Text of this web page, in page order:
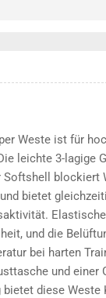
Weste ist für
leichte 3-lagige
blockiert
bietet
und die
bei harten
und einer
bietet diese Weste